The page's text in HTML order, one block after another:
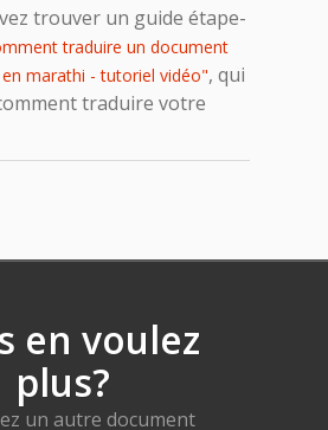
trouver un guide étape-
traduire un document
en marathi - tutoriel vidéo", qui
traduire votre
en voulez
plus?
un autre document